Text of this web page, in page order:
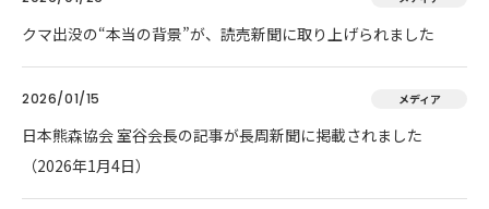
クマ出没の“本当の背景”が、読売新聞に取り上げられました
2026/01/15 メディア
日本熊森協会 室谷会長の記事が長周新聞に掲載されました
（2026年1月4日）